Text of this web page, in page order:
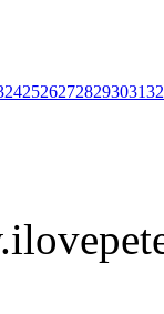
242526272829303132